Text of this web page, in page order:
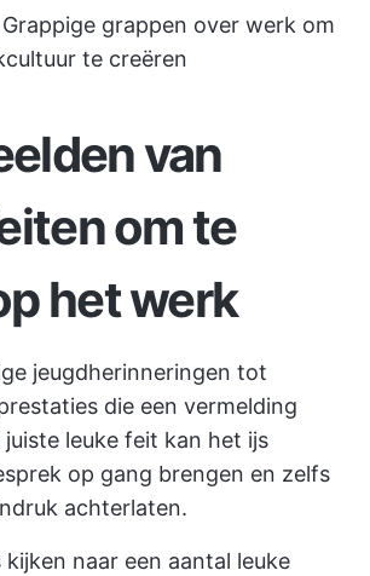
grappen over werk om
te creëren
van
om te
het werk
jeugdherinneringen tot
die een vermelding
leuke feit kan het ijs
op gang brengen en zelfs
achterlaten.
naar een aantal leuke